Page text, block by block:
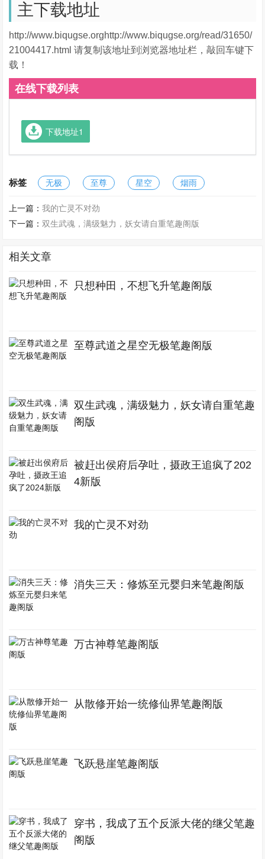
主下载地址
http://www.biqugse.orghttp://www.biqugse.org/read/31650/
21004417.html 请复制该地址到浏览器地址栏，敲回车键下
载！
在线下载列表
下载地址1
标签 无极 至尊 星空 烟雨
上一篇：我的亡灵不对劲
下一篇：双生武魂，满级魅力，妖女请自重笔趣阁版
相关文章
只想种田，不想飞升笔趣阁版
至尊武道之星空无极笔趣阁版
双生武魂，满级魅力，妖女请自重笔趣
阁版
被赶出侯府后孕吐，摄政王追疯了202
4新版
我的亡灵不对劲
消失三天：修炼至元婴归来笔趣阁版
万古神尊笔趣阁版
从散修开始一统修仙界笔趣阁版
飞跃悬崖笔趣阁版
穿书，我成了五个反派大佬的继父笔趣
阁版